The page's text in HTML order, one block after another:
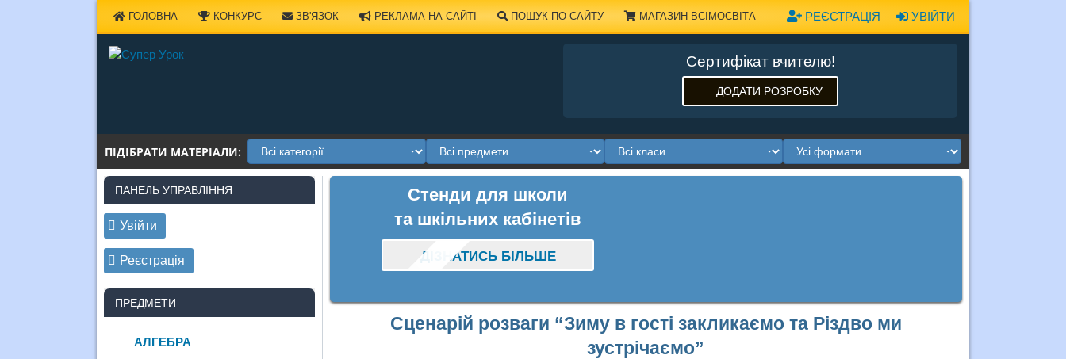
УВІЙТИ
РЕЄСТРАЦІЯ
ГОЛОВНА КОНКУРС ЗВ'ЯЗОК РЕКЛАМА НА САЙТІ ПОШУК ПО САЙТУ МАГАЗИН ВСІМОСВІТА
Сертифікат вчителю!
ДОДАТИ РОЗРОБКУ
ПІДІБРАТИ МАТЕРІАЛИ:
Стенди для школи
та шкільних кабінетів
ДІЗНАТИСЬ БІЛЬШЕ
Сценарій розваги “Зиму в гості закликаємо та Різдво ми
зустрічаємо”
ПАНЕЛЬ УПРАВЛІННЯ
Увійти
Реєстрація
ПРЕДМЕТИ
АЛГЕБРА